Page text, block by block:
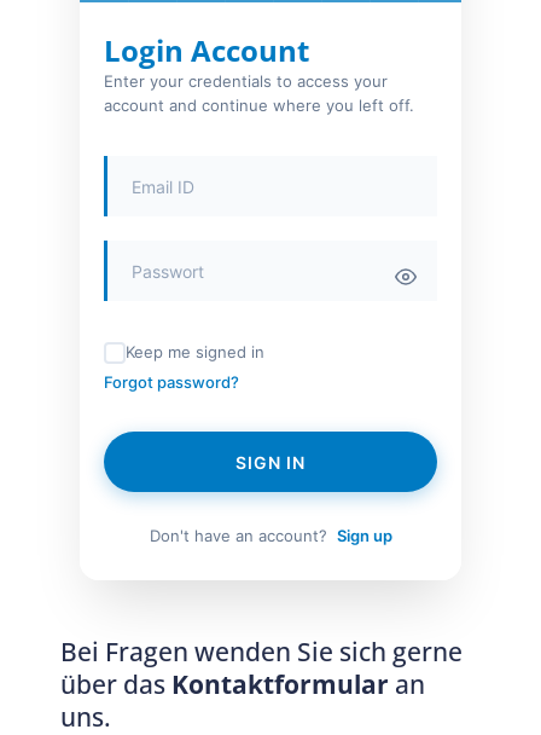
Login Account
Enter your credentials to access your
account and continue where you left off.
Keep me signed in
Forgot password?
SIGN IN
Don't have an account? Sign up
Bei Fragen wenden Sie sich gerne
über das Kontaktformular an
uns.